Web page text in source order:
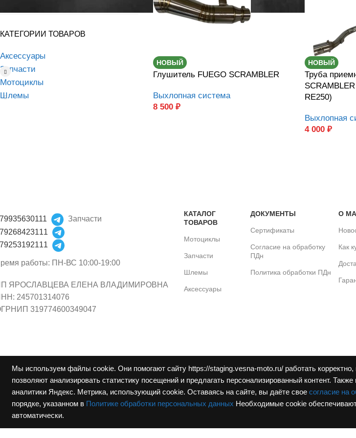
Мы используем файлы cookie. Они помогают сайту https://staging.vesna-moto.ru/ работать
позволяют анализировать статистику посещений и предлагать персонализированный контент.
аналитики Яндекс. Метрика, использующий cookie. Оставаясь на сайте, вы даёте свое согласие на
порядке, указанном в Политике обработки персональных данных Необходимые cookie
автоматически.
КАТЕГОРИИ ТОВАРОВ
Аксессуары
Запчасти
Мотоциклы
Шлемы
НОВЫЙ
Глушитель FUEGO SCRAMBLER
Выхлопная система
8 500 ₽
НОВЫЙ
Труба
RE250)
Выхлопная
4 000 ₽
Запчасти
работы: ПН-ВС 10:00-19:00
ЯРОСЛАВЦЕВА ЕЛЕНА ВЛАДИМИРОВНА
245701314076
319774600349047
КАТАЛОГ
ТОВАРОВ
Мотоциклы
Запчасти
Шлемы
Аксессуары
ДОКУМЕНТЫ
Сертификаты
Согласие на обработку
ПДн
Политика обработки ПДн
О
Как